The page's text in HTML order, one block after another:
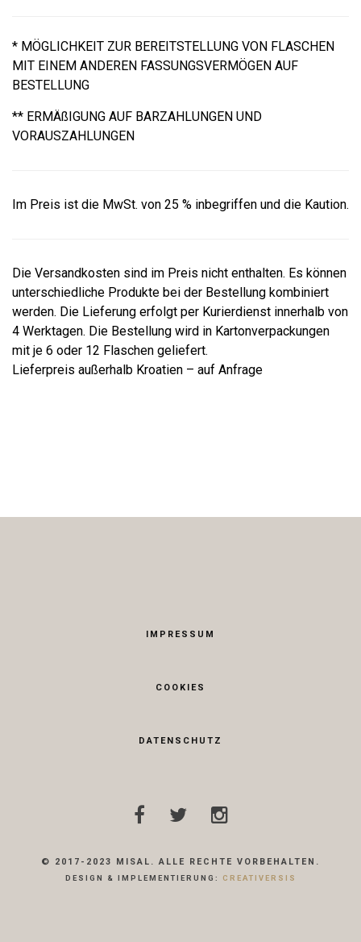
* MÖGLICHKEIT ZUR BEREITSTELLUNG VON FLASCHEN
MIT EINEM ANDEREN FASSUNGSVERMÖGEN AUF
BESTELLUNG
** ERMÄßIGUNG AUF BARZAHLUNGEN UND
VORAUSZAHLUNGEN
Im Preis ist die MwSt. von 25 % inbegriffen und die Kaution.
Die Versandkosten sind im Preis nicht enthalten. Es können
unterschiedliche Produkte bei der Bestellung kombiniert
werden. Die Lieferung erfolgt per Kurierdienst innerhalb von
4 Werktagen. Die Bestellung wird in Kartonverpackungen
mit je 6 oder 12 Flaschen geliefert.
Lieferpreis außerhalb Kroatien – auf Anfrage
IMPRESSUM
COOKIES
DATENSCHUTZ
© 2017-2023 MISAL. ALLE RECHTE VORBEHALTEN.
DESIGN & IMPLEMENTIERUNG: CREATIVERSIS